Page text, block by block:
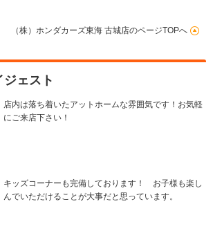
（株）ホンダカーズ東海 古城店のページTOPへ
ェスト
店内は落ち着いたアットホームな雰囲気です！お気軽
にご来店下さい！
キッズコーナーも完備しております！ お子様も楽し
んでいただけることが大事だと思っています。